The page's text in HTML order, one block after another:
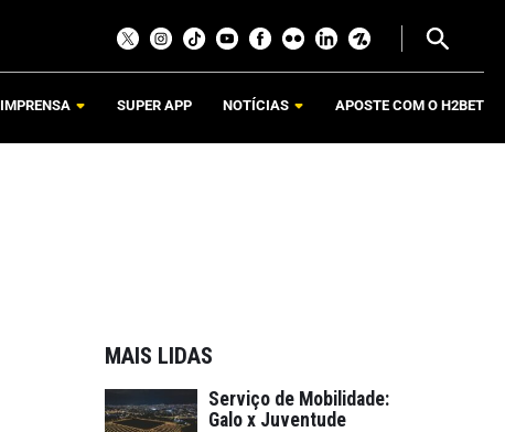
IMPRENSA SUPER APP NOTÍCIAS APOSTE COM O H2BET
MAIS LIDAS
Serviço de Mobilidade:
Galo x Juventude